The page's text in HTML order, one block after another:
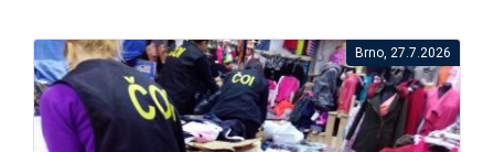
Brno, 27.7.2026